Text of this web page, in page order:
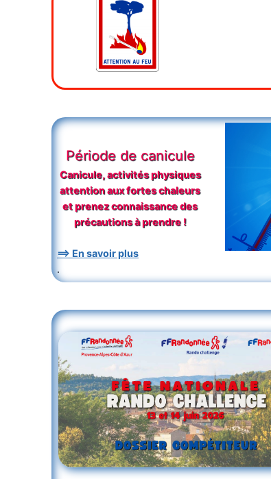
Période de canicule
Canicule, activités physiques
attention aux fortes chaleurs
et prenez connaissance des
précautions à prendre !
==> En savoir plus
.